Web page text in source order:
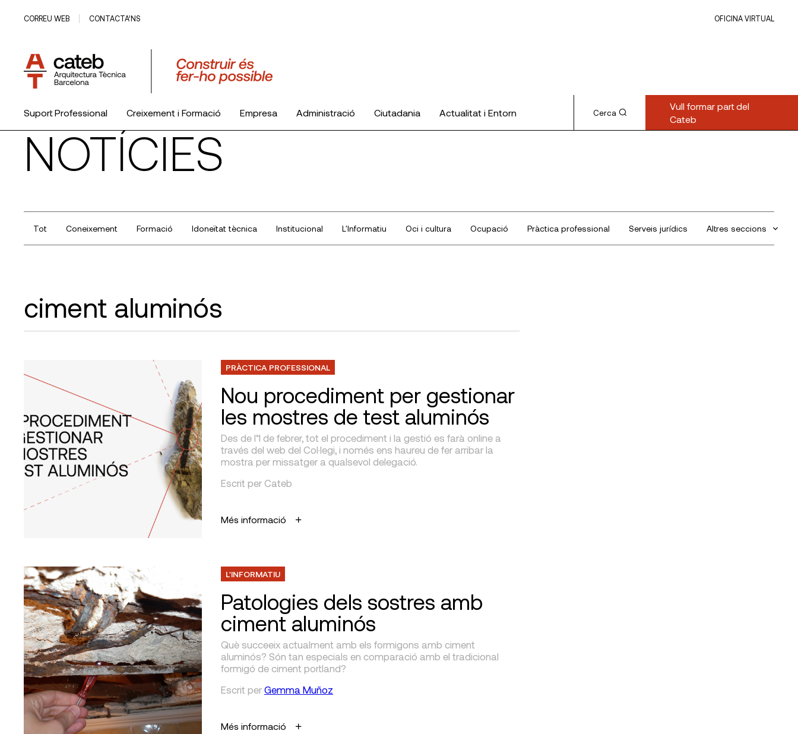
CORREU WEB CONTACTA’NS OFICINA VIRTUAL
Suport Professional Creixement i Formació Empresa Administració Ciutadania Actualitat i Entorn
El Col·legi
Cerca
Vull formar part del
Cateb
NOTÍCIES
Tot Coneixement Formació Idoneïtat tècnica Institucional L'Informatiu Oci i cultura Ocupació Pràctica professional Serveis jurídics Altres seccions
ciment aluminós
PRÀCTICA PROFESSIONAL
Nou procediment per gestionar
les mostres de test aluminós
Des de l’1 de febrer, tot el procediment i la gestió es farà online a
través del web del Col·legi, i només ens haureu de fer arribar la
mostra per missatger a qualsevol delegació.
Escrit per Cateb
Més informació
L'INFORMATIU
Patologies dels sostres amb
ciment aluminós
Què succeeix actualment amb els formigons amb ciment
aluminós? Són tan especials en comparació amb el tradicional
formigó de ciment portland?
Escrit per Gemma Muñoz
Més informació